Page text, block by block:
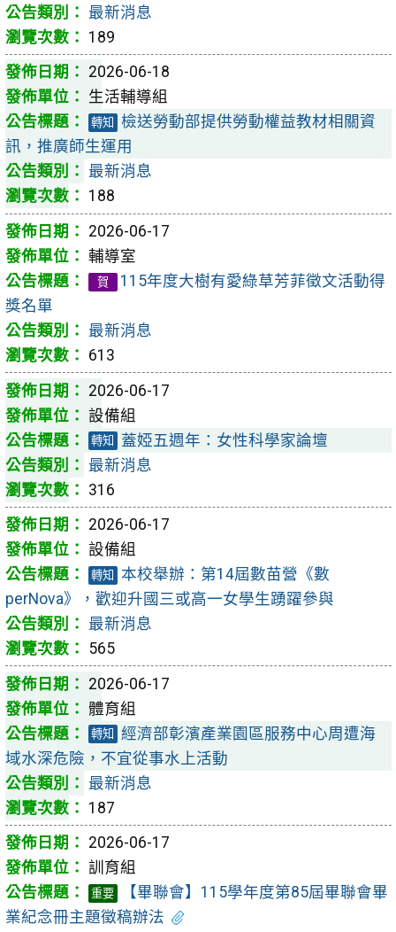
最新消息
189
2026-06-18
生活輔導組
轉知
檢送勞動部提供勞動權益教材相關資
訊，推廣師生運用
最新消息
188
2026-06-17
輔導室
賀
115年度大樹有愛綠草芳菲徵文活動得
獎名單
最新消息
613
2026-06-17
設備組
轉知
蓋婭五週年：女性科學家論壇
最新消息
316
2026-06-17
設備組
轉知
本校舉辦：第14屆數苗營《數
perNova》，歡迎升國三或高一女學生踴躍參與
最新消息
565
2026-06-17
體育組
轉知
經濟部彰濱產業園區服務中心周遭海
域水深危險，不宜從事水上活動
最新消息
187
2026-06-17
訓育組
重要
【畢聯會】115學年度第85屆畢聯會畢
業紀念冊主題徵稿辦法